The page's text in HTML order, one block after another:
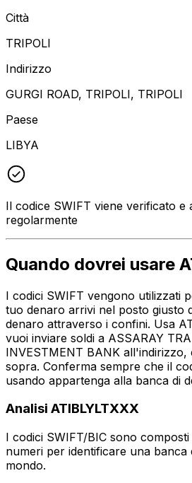
Città
TRIPOLI
Indirizzo
GURGI ROAD, TRIPOLI, TRIPOLI
Paese
LIBYA
Il codice SWIFT viene verificato e
regolarmente
Quando dovrei usare
I codici SWIFT vengono utilizzati
tuo denaro arrivi nel posto giusto
denaro attraverso i confini. Usa
vuoi inviare soldi a ASSARAY
INVESTMENT BANK all'indirizzo,
sopra. Conferma sempre che il
usando appartenga alla banca di
Analisi ATIBLYLTXXX
I codici SWIFT/BIC sono composti
numeri per identificare una banca
mondo.